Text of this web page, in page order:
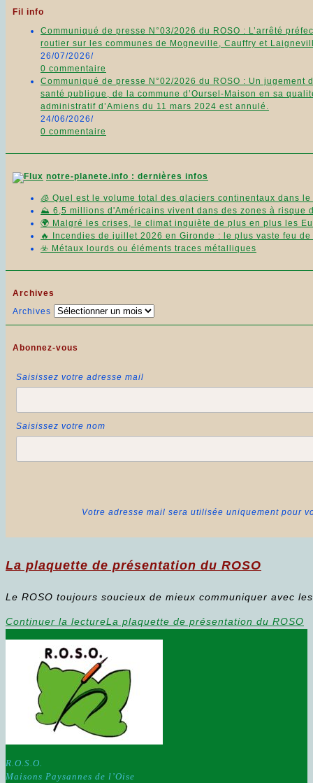
Fil info
Communiqué de presse N°03/2026 du ROSO : L’arrêté
routier sur les communes de Mogneville, Cauffry et
26/07/2026/
0 commentaire
Communiqué de presse N°02/2026 du ROSO : Un
santé publique, de la commune d’Oursel-Maison en sa
administratif d’Amiens du 11 mars 2024 est annulé.
24/06/2026/
0 commentaire
notre-planete.info : dernières infos
🧊 Quel est le volume total des glaciers continentaux dans le
⛰️ 6,5 millions d'Américains vivent dans des zones à risque
🌍 Malgré les crises, le climat inquiète de plus en plus les
🔥 Incendies de juillet 2026 en Gironde : le plus vaste feu
☣️ Métaux lourds ou éléments traces métalliques
Archives
Archives
Abonnez-vous
Saisissez votre adresse mail
Saisissez votre nom
Votre adresse mail sera utilisée uniquement pour
La plaquette de présentation du ROSO
Le ROSO toujours soucieux de mieux communiquer avec
Continuer la lectureLa plaquette de présentation du ROSO
R.O.S.O.
Maisons Paysannes de l’Oise